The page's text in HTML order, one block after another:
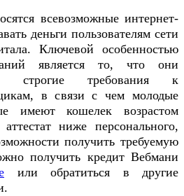
всевозможные интернет-
деньги пользователям сети
Ключевой особенностью
является то, что они
строгие требования к
в связи с чем молодые
имеют кошелек возрастом
ниже персонального,
получить требуемую
получить кредит Вебмани
или обратиться в другие